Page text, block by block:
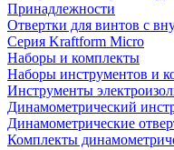
Принадлежности
Отвертки для винтов с
Серия Kraftform Micro
Наборы и комплекты
Наборы инструментов и
Инструменты
Динамометрический
Динамометрические
Комплекты